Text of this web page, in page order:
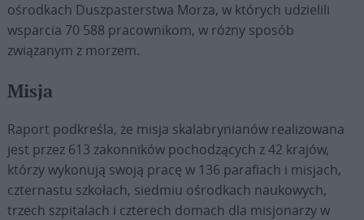
ośrodkach Duszpasterstwa Morza, w których udzielili
wsparcia 70 588 pracownikom, w różny sposób
związanym z morzem.
Misja
Raport podkreśla, że misja skalabrynianów realizowana
jest przez 613 zakonników pochodzących z 42 krajów,
którzy wykonują swoją pracę w 136 parafiach i misjach,
czternastu szkołach, siedmiu ośrodkach naukowych,
trzech szpitalach i czterech domach dla misjonarzy w